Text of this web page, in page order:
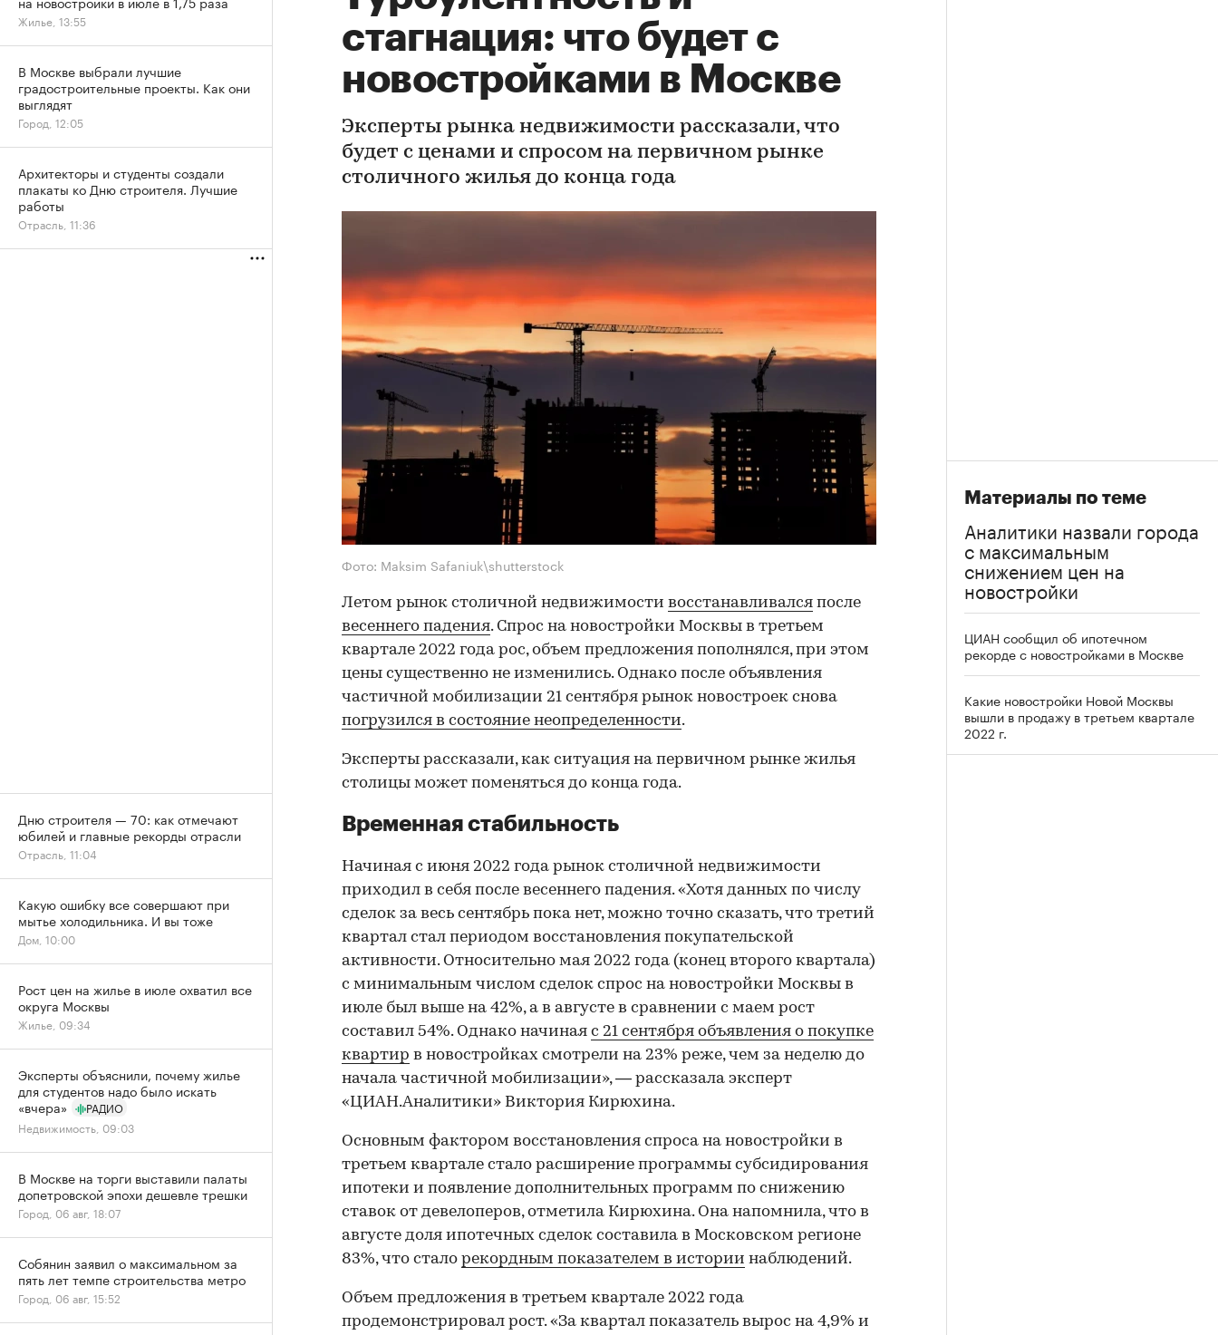
стагнация: что будет с
новостройками в Москве
Эксперты рынка недвижимости рассказали, что
будет с ценами и спросом на первичном рынке
столичного жилья до конца года
Фото: Maksim Safaniuk\shutterstock
Летом рынок столичной недвижимости восстанавливался после
весеннего падения. Спрос на новостройки Москвы в третьем
квартале 2022 года рос, объем предложения пополнялся, при этом
цены существенно не изменились. Однако после объявления
частичной мобилизации 21 сентября рынок новостроек снова
погрузился в состояние неопределенности.
Эксперты рассказали, как ситуация на первичном рынке жилья
столицы может поменяться до конца года.
Временная стабильность
Начиная с июня 2022 года рынок столичной недвижимости
приходил в себя после весеннего падения. «Хотя данных по числу
сделок за весь сентябрь пока нет, можно точно сказать, что третий
квартал стал периодом восстановления покупательской
активности. Относительно мая 2022 года (конец второго квартала)
с минимальным числом сделок спрос на новостройки Москвы в
июле был выше на 42%, а в августе в сравнении с маем рост
составил 54%. Однако начиная с 21 сентября объявления о покупке
квартир в новостройках смотрели на 23% реже, чем за неделю до
начала частичной мобилизации», — рассказала эксперт
«ЦИАН.Аналитики» Виктория Кирюхина.
Основным фактором восстановления спроса на новостройки в
третьем квартале стало расширение программы субсидирования
ипотеки и появление дополнительных программ по снижению
ставок от девелоперов, отметила Кирюхина. Она напомнила, что в
августе доля ипотечных сделок составила в Московском регионе
83%, что стало рекордным показателем в истории наблюдений.
Объем предложения в третьем квартале 2022 года
продемонстрировал рост. «За квартал показатель вырос на 4,9% и
Материалы по теме
Аналитики назвали города
с максимальным
снижением цен на
новостройки
ЦИАН сообщил об ипотечном
рекорде с новостройками в Москве
Какие новостройки Новой Москвы
вышли в продажу в третьем квартале
2022 г.
Жилье, 13:55
В Москве выбрали лучшие
градостроительные проекты. Как они
выглядят
Город, 12:05
Архитекторы и студенты создали
плакаты ко Дню строителя. Лучшие
работы
Отрасль, 11:36
Дню строителя — 70: как отмечают
юбилей и главные рекорды отрасли
Отрасль, 11:04
Какую ошибку все совершают при
мытье холодильника. И вы тоже
Дом, 10:00
Рост цен на жилье в июле охватил все
округа Москвы
Жилье, 09:34
Эксперты объяснили, почему жилье
для студентов надо было искать
«вчера»
РАДИО
Недвижимость, 09:03
В Москве на торги выставили палаты
допетровской эпохи дешевле трешки
Город, 06 авг, 18:07
Собянин заявил о максимальном за
пять лет темпе строительства метро
Город, 06 авг, 15:52